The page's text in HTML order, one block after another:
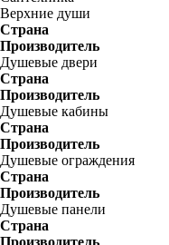
Верхние души
Страна
Производитель
Душевые двери
Страна
Производитель
Душевые кабины
Страна
Производитель
Душевые ограждения
Страна
Производитель
Душевые панели
Страна
Производитель